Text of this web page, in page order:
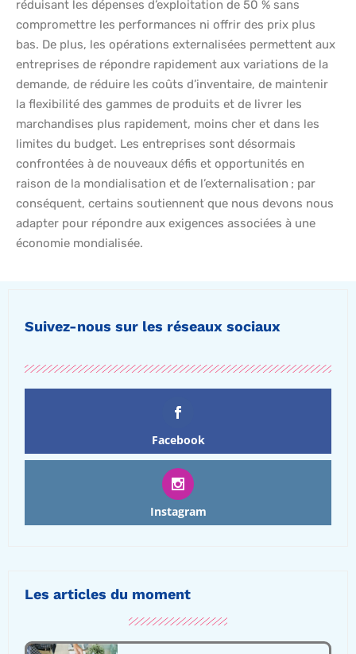
réduisant les dépenses d’exploitation de 50 % sans
compromettre les performances ni offrir des prix plus
bas. De plus, les opérations externalisées permettent aux
entreprises de répondre rapidement aux variations de la
demande, de réduire les coûts d’inventaire, de maintenir
la flexibilité des gammes de produits et de livrer les
marchandises plus rapidement, moins cher et dans les
limites du budget. Les entreprises sont désormais
confrontées à de nouveaux défis et opportunités en
raison de la mondialisation et de l’externalisation ; par
conséquent, certains soutiennent que nous devons nous
adapter pour répondre aux exigences associées à une
économie mondialisée.
Suivez-nous sur les réseaux sociaux
Facebook
Instagram
Les articles du moment